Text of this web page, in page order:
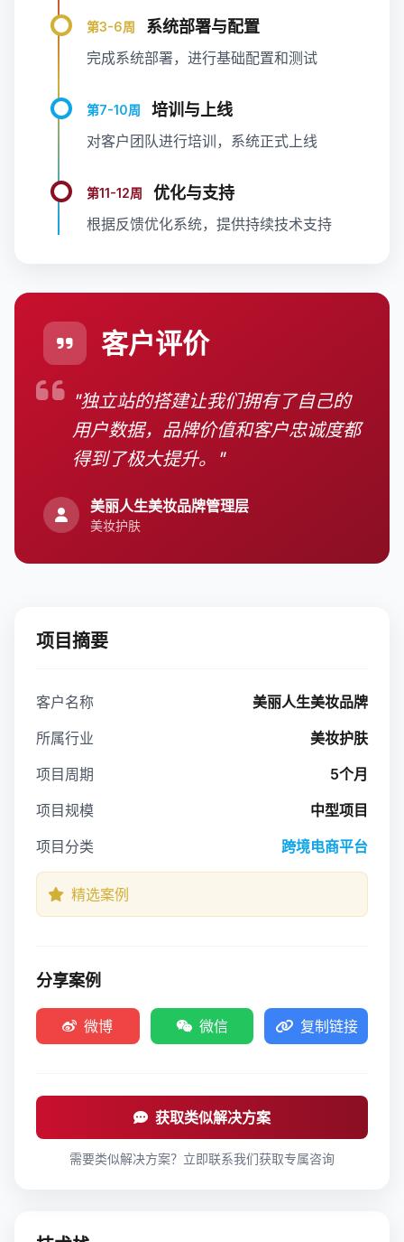
第3-6周 系统部署与配置
完成系统部署，进行基础配置和测试
第7-10周 培训与上线
对客户团队进行培训，系统正式上线
第11-12周 优化与支持
根据反馈优化系统，提供持续技术支持
客户评价
"独立站的搭建让我们拥有了自己的
用户数据，品牌价值和客户忠诚度都
得到了极大提升。"
美丽人生美妆品牌管理层
美妆护肤
项目摘要
客户名称
美丽人生美妆品牌
所属行业
美妆护肤
项目周期
5个月
项目规模
中型项目
项目分类
跨境电商平台
精选案例
分享案例
微博 微信 复制链接
获取类似解决方案
需要类似解决方案？立即联系我们获取专属咨询